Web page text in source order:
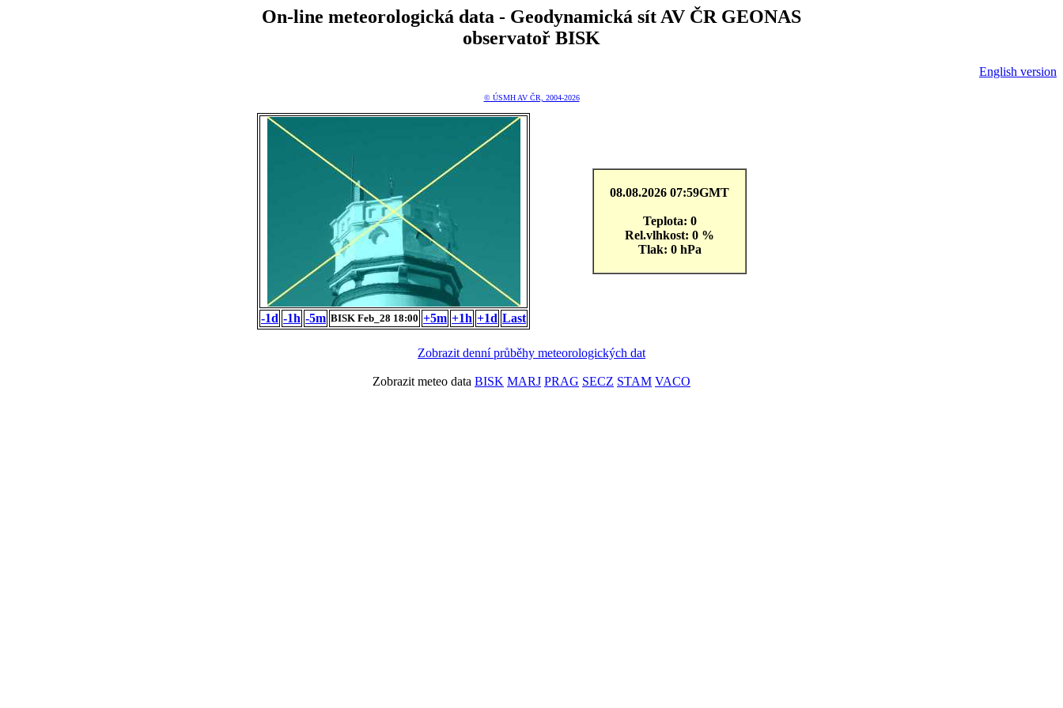
On-line meteorologická data - Geodynamická sít AV ČR GEONAS
observatoř BISK
English version
© ÚSMH AV ČR, 2004-2026
-1d -1h -5m BISK Feb_28 18:00 +5m +1h +1d Last
08.08.2026 07:59GMT
Teplota: 0
Rel.vlhkost: 0 %
Tlak: 0 hPa
Zobrazit denní průběhy meteorologických dat
Zobrazit meteo data BISK MARJ PRAG SECZ STAM VACO